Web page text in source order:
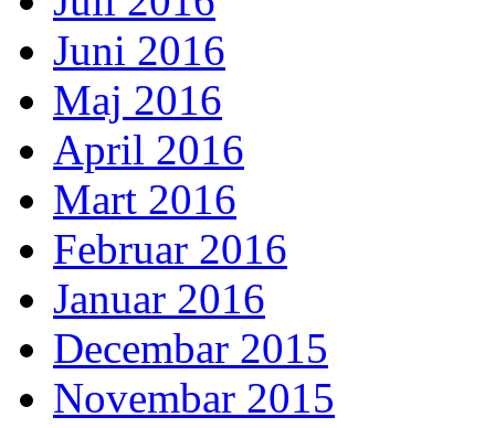
Juni 2016
Maj 2016
April 2016
Mart 2016
Februar 2016
Januar 2016
Decembar 2015
Novembar 2015